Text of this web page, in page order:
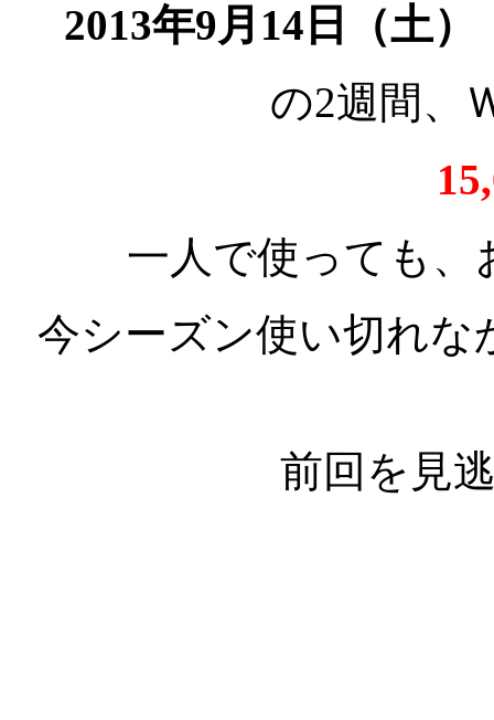
2013年9月14日（土
の2週間、
一人で使っても、
今シーズン使い切れ
前回を見